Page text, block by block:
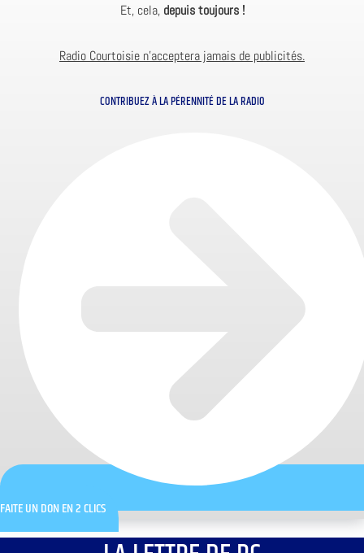
Et, cela, depuis toujours !
Radio Courtoisie n’acceptera jamais de publicités.
CONTRIBUEZ À LA PÉRENNITÉ DE LA RADIO
FAITE UN DON EN 2 CLICS